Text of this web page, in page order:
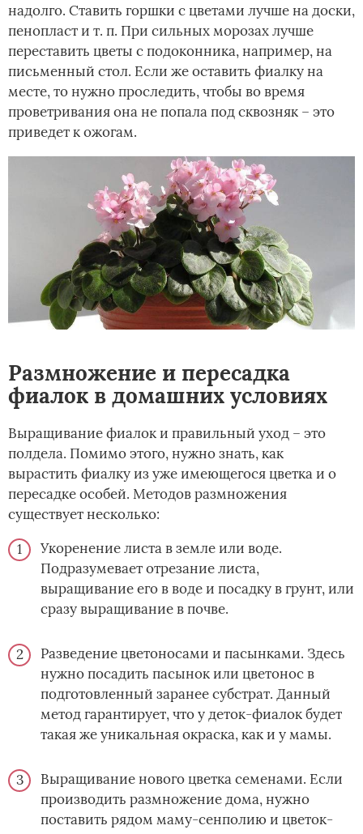
надолго. Ставить горшки с цветами лучше на доски,
пенопласт и т. п. При сильных морозах лучше
переставить цветы с подоконника, например, на
письменный стол. Если же оставить фиалку на
месте, то нужно проследить, чтобы во время
проветривания она не попала под сквозняк – это
приведет к ожогам.
Размножение и пересадка
фиалок в домашних условиях
Выращивание фиалок и правильный уход – это
полдела. Помимо этого, нужно знать, как
вырастить фиалку из уже имеющегося цветка и о
пересадке особей. Методов размножения
существует несколько:
Укоренение листа в земле или воде.
Подразумевает отрезание листа,
выращивание его в воде и посадку в грунт, или
сразу выращивание в почве.
Разведение цветоносами и пасынками. Здесь
нужно посадить пасынок или цветонос в
подготовленный заранее субстрат. Данный
метод гарантирует, что у деток-фиалок будет
такая же уникальная окраска, как и у мамы.
Выращивание нового цветка семенами. Если
производить размножение дома, нужно
поставить рядом маму-сенполию и цветок-